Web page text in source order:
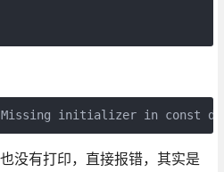
Missing initializer in const
没有打印，直接报错，其实是